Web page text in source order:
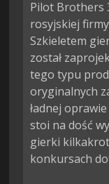
Pilot Brothers
rosyjskiej
Szkieletem
został
tego typu
oryginalnych
ładnej
stoi na dość
gierki
konkursach